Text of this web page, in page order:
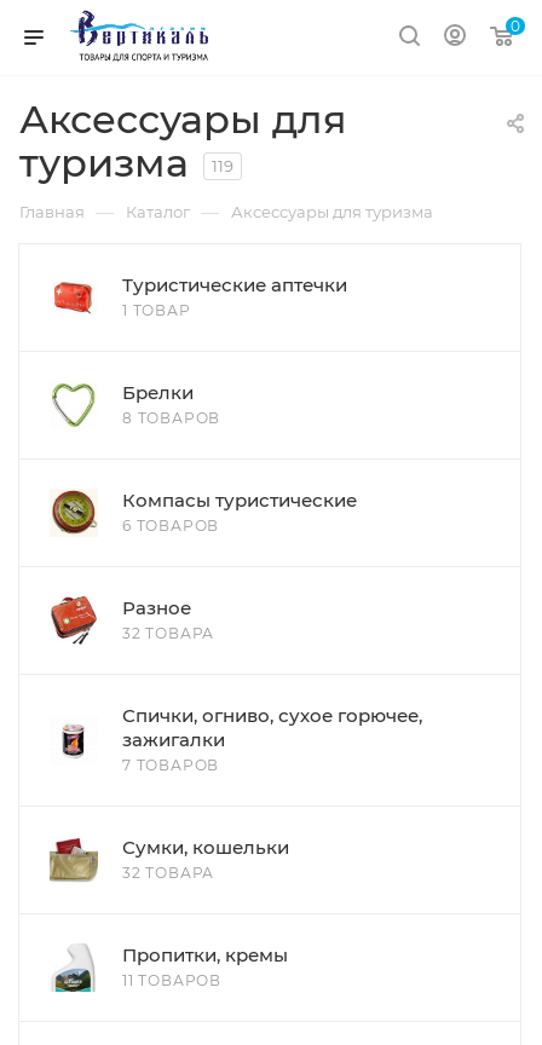
0
Аксессуары для
туризма
119
Главная — Каталог — Аксессуары для туризма
Туристические аптечки
1 ТОВАР
Брелки
8 ТОВАРОВ
Компасы туристические
6 ТОВАРОВ
Разное
32 ТОВАРА
Спички, огниво, сухое горючее,
зажигалки
7 ТОВАРОВ
Сумки, кошельки
32 ТОВАРА
Пропитки, кремы
11 ТОВАРОВ